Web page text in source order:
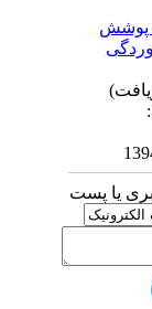
6061، پوشش
یا پست